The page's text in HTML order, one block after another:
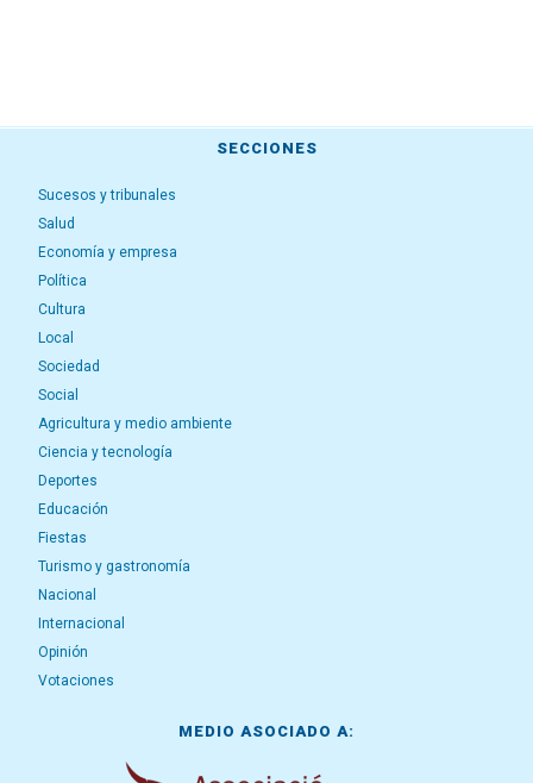
SECCIONES
Sucesos y tribunales
Salud
Economía y empresa
Política
Cultura
Local
Sociedad
Social
Agricultura y medio ambiente
Ciencia y tecnología
Deportes
Educación
Fiestas
Turismo y gastronomía
Nacional
Internacional
Opinión
Votaciones
MEDIO ASOCIADO A: